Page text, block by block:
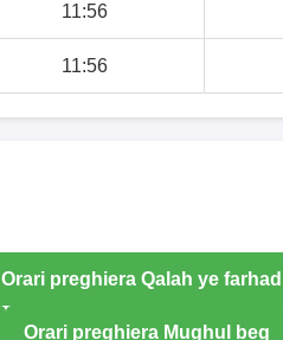
11:56
11:56
Orari preghiera Qalah ye farhad
Orari preghiera Mughul beg